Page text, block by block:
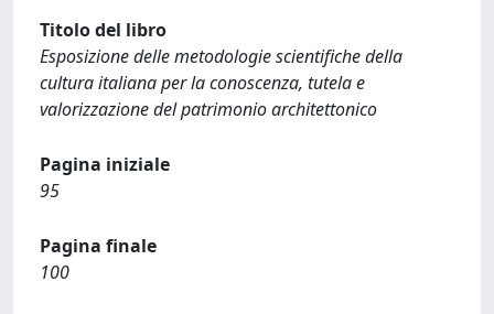
Titolo del libro
Esposizione delle metodologie scientifiche della
cultura italiana per la conoscenza, tutela e
valorizzazione del patrimonio architettonico
Pagina iniziale
95
Pagina finale
100